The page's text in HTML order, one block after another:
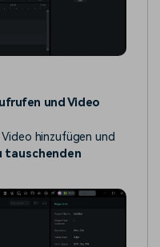
und Video
Video hinzufügen und
tauschenden